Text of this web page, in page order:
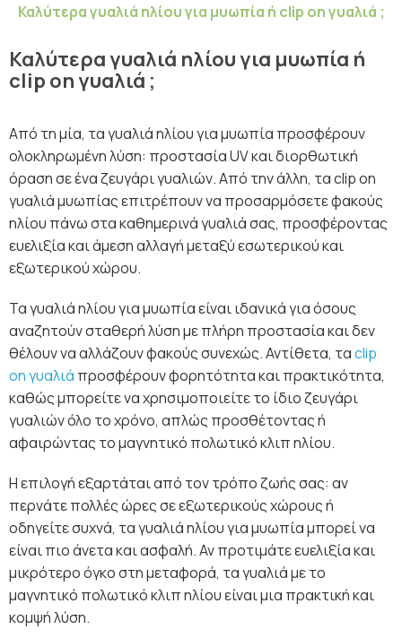
Καλύτερα γυαλιά ηλίου για μυωπία ή clip on γυαλιά ;
Καλύτερα γυαλιά ηλίου για μυωπία ή
clip on γυαλιά ;
Από τη μία, τα γυαλιά ηλίου για μυωπία προσφέρουν
ολοκληρωμένη λύση: προστασία UV και διορθωτική
όραση σε ένα ζευγάρι γυαλιών. Από την άλλη, τα clip on
γυαλιά μυωπίας επιτρέπουν να προσαρμόσετε φακούς
ηλίου πάνω στα καθημερινά γυαλιά σας, προσφέροντας
ευελιξία και άμεση αλλαγή μεταξύ εσωτερικού και
εξωτερικού χώρου.
Τα γυαλιά ηλίου για μυωπία είναι ιδανικά για όσους
αναζητούν σταθερή λύση με πλήρη προστασία και δεν
θέλουν να αλλάζουν φακούς συνεχώς. Αντίθετα, ταclip
on γυαλιά προσφέρουν φορητότητα και πρακτικότητα,
καθώς μπορείτε να χρησιμοποιείτε το ίδιο ζευγάρι
γυαλιών όλο το χρόνο, απλώς προσθέτοντας ή
αφαιρώντας το μαγνητικό πολωτικό κλιπ ηλίου.
Η επιλογή εξαρτάται από τον τρόπο ζωής σας: αν
περνάτε πολλές ώρες σε εξωτερικούς χώρους ή
οδηγείτε συχνά, τα γυαλιά ηλίου για μυωπία μπορεί να
είναι πιο άνετα και ασφαλή. Αν προτιμάτε ευελιξία και
μικρότερο όγκο στη μεταφορά, τα γυαλιά με το
μαγνητικό πολωτικό κλιπ ηλίου είναι μια πρακτική και
κομψή λύση.